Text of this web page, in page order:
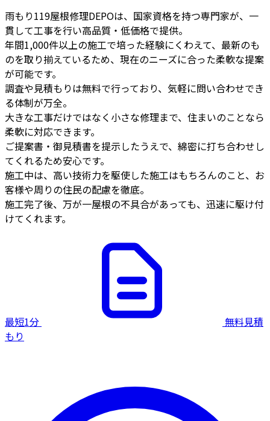
雨もり119屋根修理DEPOは、国家資格を持つ専門家が、一
貫して工事を行い高品質・低価格で提供。
年間1,000件以上の施工で培った経験にくわえて、最新のも
のを取り揃えているため、現在のニーズに合った柔軟な提案
が可能です。
調査や見積もりは無料で行っており、気軽に問い合わせでき
る体制が万全。
大きな工事だけではなく小さな修理まで、住まいのことなら
柔軟に対応できます。
ご提案書・御見積書を提示したうえで、綿密に打ち合わせし
てくれるため安心です。
施工中は、高い技術力を駆使した施工はもちろんのこと、お
客様や周りの住民の配慮を徹底。
施工完了後、万が一屋根の不具合があっても、迅速に駆け付
けてくれます。
最短1分
無料見積
もり